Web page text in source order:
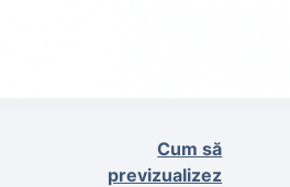
Cum să
previzualizez